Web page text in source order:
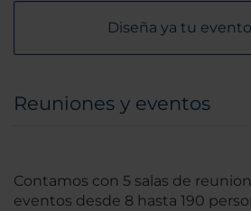
Diseña ya tu
Reuniones y eventos
Contamos con 5 salas de
eventos desde 8 hasta 190